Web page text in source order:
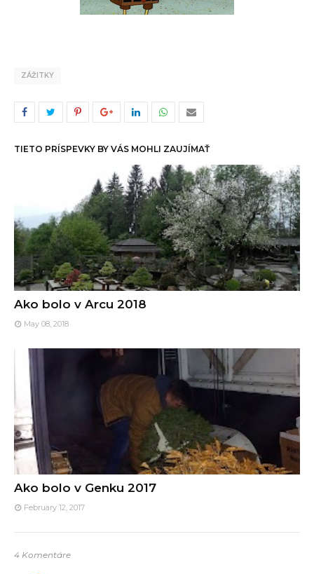
ZÁŽITKY
TIETO PRÍSPEVKY BY VÁS MOHLI ZAUJÍMAŤ
Ako bolo v Arcu 2018
May 08, 2018
Ako bolo v Genku 2017
February 12, 2017
4 Komentáre